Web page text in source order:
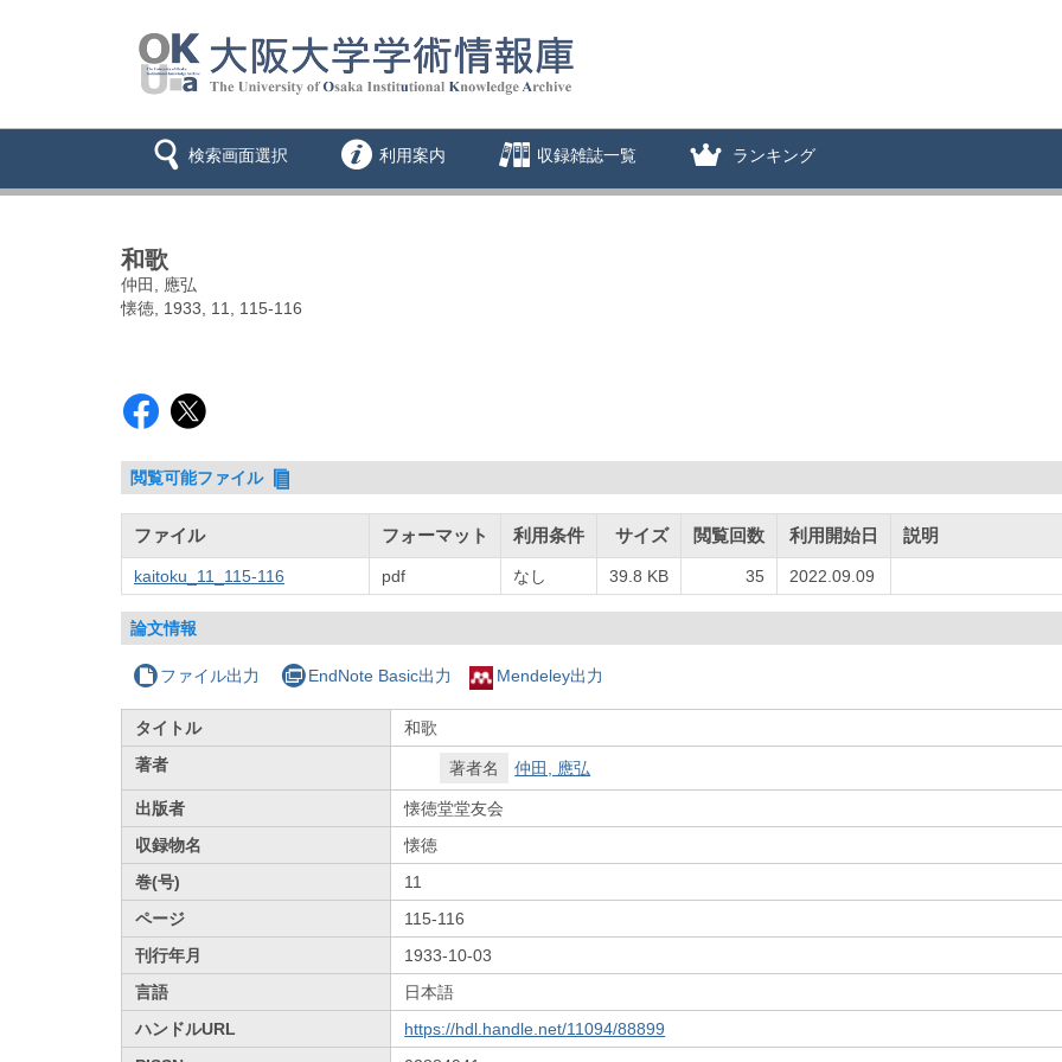
検索画面選択 利用案内 収録雑誌一覧 ランキング
和歌
仲田, 應弘
懐徳, 1933, 11, 115-116
閲覧可能ファイル
ファイル フォーマット 利用条件 サイズ 閲覧回数 利用開始日 説明
kaitoku_11_115-116 pdf なし 39.8 KB 35 2022.09.09
論文情報
ファイル出力 EndNote Basic出力 Mendeley出力
タイトル
和歌
著者
著者名 仲田, 應弘
出版者
懐徳堂堂友会
収録物名
懐徳
巻(号)
11
ページ
115-116
刊行年月
1933-10-03
言語
日本語
ハンドルURL
https://hdl.handle.net/11094/88899